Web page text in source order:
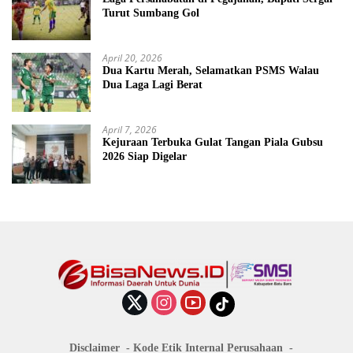
Turut Sumbang Gol
April 20, 2026
Dua Kartu Merah, Selamatkan PSMS Walau
Dua Laga Lagi Berat
April 7, 2026
Kejuraan Terbuka Gulat Tangan Piala Gubsu
2026 Siap Digelar
Disclaimer Kode Etik Internal Perusahaan